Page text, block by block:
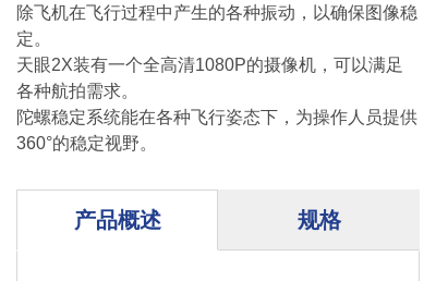
除飞机在飞行过程中产生的各种振动，以确保图像稳
定。
天眼2X装有一个全高清1080P的摄像机，可以满足
各种航拍需求。
陀螺稳定系统能在各种飞行姿态下，为操作人员提供
360°的稳定视野。
产品概述 规格